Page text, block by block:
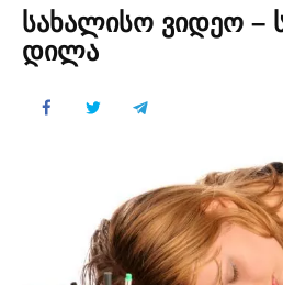
სახალისო ვიდეო –
დილა